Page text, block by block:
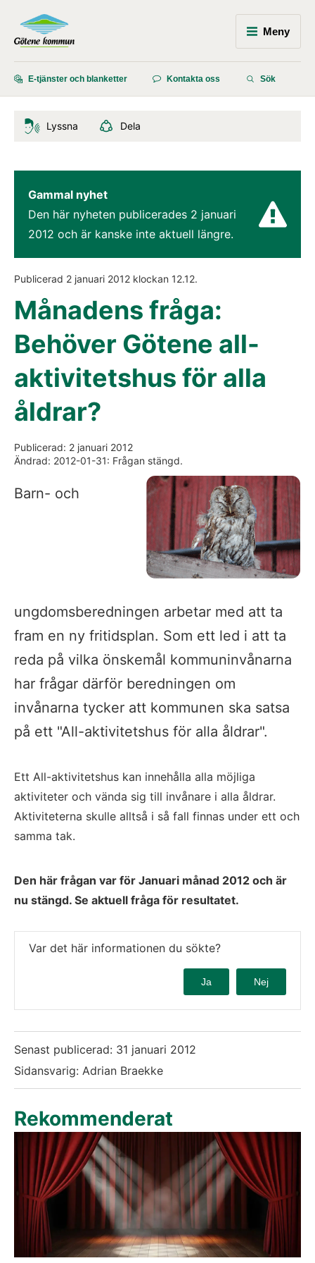
Meny
E-tjänster och blanketter Kontakta oss Sök
Lyssna Dela
Gammal nyhet
Den här nyheten publicerades 2 januari
2012 och är kanske inte aktuell längre.
Publicerad 2 januari 2012 klockan 12.12.
Månadens fråga:
Behöver Götene all-
aktivitetshus för alla
åldrar?
Publicerad: 2 januari 2012
Ändrad: 2012-01-31: Frågan stängd.
Barn- och
ungdomsberedningen arbetar med att ta
fram en ny fritidsplan. Som ett led i att ta
reda på vilka önskemål kommuninvånarna
har frågar därför beredningen om
invånarna tycker att kommunen ska satsa
på ett "All-aktivitetshus för alla åldrar".
Ett All-aktivitetshus kan innehålla alla möjliga
aktiviteter och vända sig till invånare i alla åldrar.
Aktiviteterna skulle alltså i så fall finnas under ett och
samma tak.
Den här frågan var för Januari månad 2012 och är
nu stängd. Se aktuell fråga för resultatet.
Var det här informationen du sökte?
Ja Nej
Senast publicerad: 31 januari 2012
Sidansvarig: Adrian Braekke
Rekommenderat